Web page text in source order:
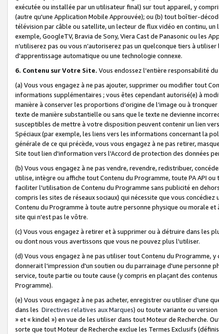
exécutée ou installée par un utilisateur final) sur tout appareil, y
(autre qu'une Application Mobile Approuvée); ou (b) tout boîtier-
télévision par câble ou satellite, un lecteur de flux vidéo en continu,
exemple, GoogleTV, Bravia de Sony, Viera Cast de Panasonic ou les
n’utiliserez pas ou vous n’autoriserez pas un quelconque tiers à
d'apprentissage automatique ou une technologie connexe.
6. Contenu sur Votre Site. Vous endossez l'entière responsabilité
(a) Vous vous engagez à ne pas ajouter, supprimer ou modifier tout
informations supplémentaires ; vous êtes cependant autorisé(e) à
manière à conserver les proportions d’origine de l’image ou à
texte de manière substantielle ou sans que le texte ne devienne
susceptibles de mettre à votre disposition peuvent contenir un lien
Spéciaux (par exemple, les liens vers les informations concernant la
générale de ce qui précède, vous vous engagez à ne pas retirer,
Site tout lien d'information vers l'Accord de protection des données
(b) Vous vous engagez à ne pas vendre, revendre, redistribuer,
utilise, intègre ou affiche tout Contenu du Programme, toute PA API
faciliter l'utilisation de Contenu du Programme sans publicité en
compris les sites de réseaux sociaux) qui nécessite que vous
Contenu du Programme à toute autre personne physique ou morale
site qui n'est pas le vôtre.
(c) Vous vous engagez à retirer et à supprimer ou à détruire dans les
ou dont nous vous avertissons que vous ne pouvez plus l'utiliser.
(d) Vous vous engagez à ne pas utiliser tout Contenu du Programme,
donnerait l'impression d'un soutien ou du parrainage d'une personne
service, toute partie ou toute cause (y compris en plaçant des
Programme).
(e) Vous vous engagez à ne pas acheter, enregistrer ou utiliser d’une
dans les Directives relatives aux Marques) ou toute variante ou
» et « kindel ») en vue de les utiliser dans tout Moteur de Recherche.
sorte que tout Moteur de Recherche exclue les Termes Exclusifs